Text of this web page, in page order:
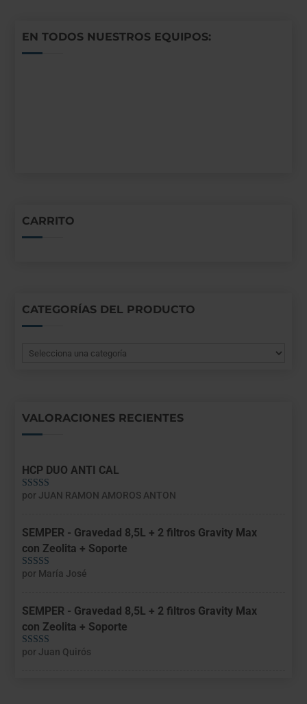
EN TODOS NUESTROS EQUIPOS:
CARRITO
CATEGORÍAS DEL PRODUCTO
VALORACIONES RECIENTES
HCP DUO ANTI CAL
Valorado con
por JUAN RAMON AMOROS ANTON
SEMPER - Gravedad 8,5L + 2 filtros Gravity Max
con Zeolita + Soporte
Valorado con
por María José
SEMPER - Gravedad 8,5L + 2 filtros Gravity Max
con Zeolita + Soporte
Valorado con
por Juan Quirós